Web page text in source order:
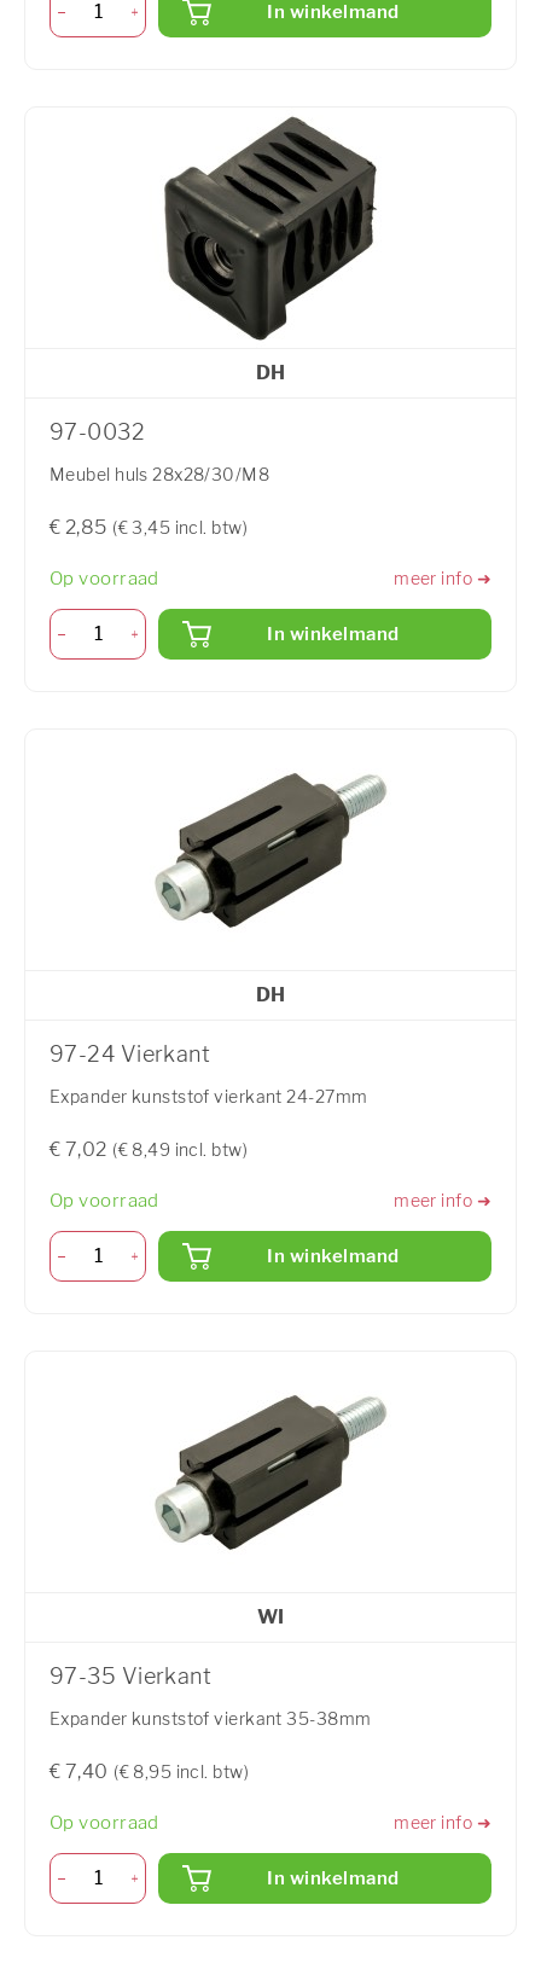
In winkelmand
DH
97-0032
Meubel huls 28x28/30/M8
€ 2,85 (€ 3,45 incl. btw)
Op voorraad meer info ➜
In winkelmand
DH
97-24 Vierkant
Expander kunststof vierkant 24-27mm
€ 7,02 (€ 8,49 incl. btw)
Op voorraad meer info ➜
In winkelmand
WI
97-35 Vierkant
Expander kunststof vierkant 35-38mm
€ 7,40 (€ 8,95 incl. btw)
Op voorraad meer info ➜
In winkelmand